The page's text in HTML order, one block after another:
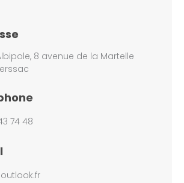
8 avenue de la Martelle
74 48